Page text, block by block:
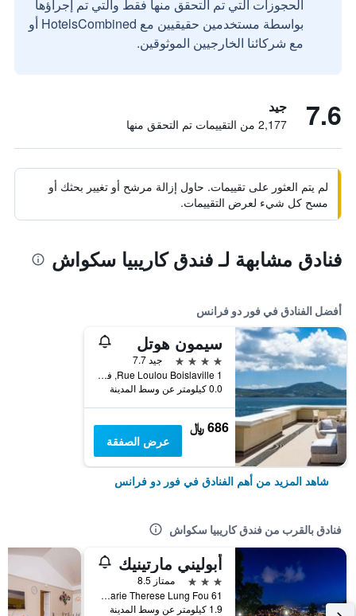
الحجوزات التي تم التحقق منها فقط والتي تم إجراؤها
بواسطة مستخدمين حقيقيين مع HotelsCombined أو
مع شركائنا الخارجيين الموثوقين.
7.6 جيد
2,177 من التقييمات تم التحقق منها
لم يتم العثور على تقييمات. حاول إزالة مرشح أو تغيير بحثك أو
مسح كل شيء لعرض التقييمات.
فنادق مشابهة لـ فندق كاريبيا سكواش
أفضل الفنادق في فور دو فرانس
سيمون هوتل
4 نجوم
جيد 7.7
1 Rue Loulou Boislaville, فور دو فرانس, مارتينيك
0.0 كيلومتر عن وسط المدينة
686 ﷼
عرض الصفقة
شاهد المزيد من أهم الفنادق في فور دو فرانس
فنادق بالقرب من فندق كاريبيا سكواش
أبوليني مارتينيك
3 نجوم
ممتاز 8.5
61 Rue Marie Therese Lung Fou, فور دو فرانس, مارتينيك
1.9 كيلومتر عن وسط المدينة